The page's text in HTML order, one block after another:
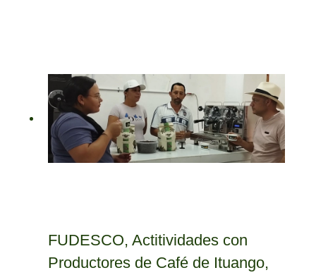
FUDESCO, Actitividades con
Productores de Café de Ituango,